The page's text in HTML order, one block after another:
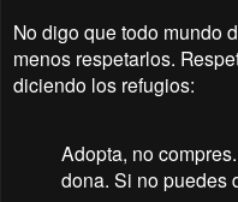
No digo que todo mundo
menos respetarlos.
diciendo los refugios:
Adopta, no
dona. Si no puedes